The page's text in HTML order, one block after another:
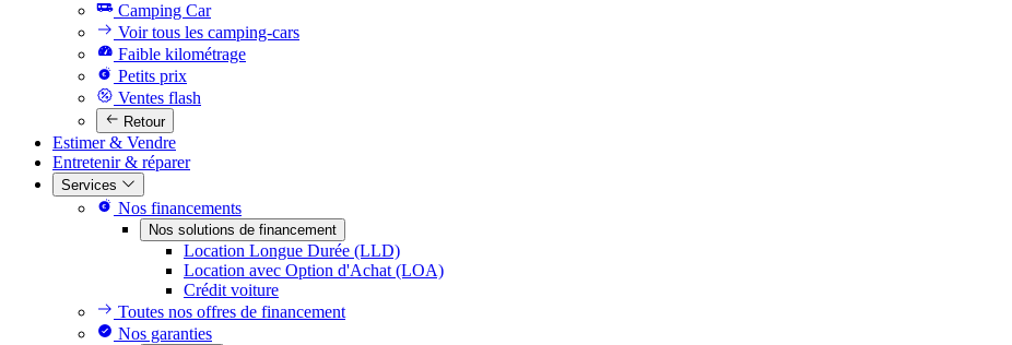
Camping Car
Voir tous les camping-cars
Faible kilométrage
Petits prix
Ventes flash
Retour
Estimer & Vendre
Entretenir & réparer
Services
Nos financements
Nos solutions de financement
Location Longue Durée (LLD)
Location avec Option d'Achat (LOA)
Crédit voiture
Toutes nos offres de financement
Nos garanties